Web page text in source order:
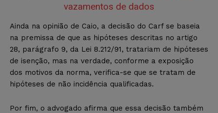
vazamentos de dados
Ainda na opinião de Caio, a decisão do Carf se baseia
na premissa de que as hipóteses descritas no artigo
28, parágrafo 9, da Lei 8.212/91, tratariam de hipóteses
de isenção, mas na verdade, conforme a exposição
dos motivos da norma, verifica-se que se tratam de
hipóteses de não incidência qualificadas.
Por fim, o advogado afirma que essa decisão também